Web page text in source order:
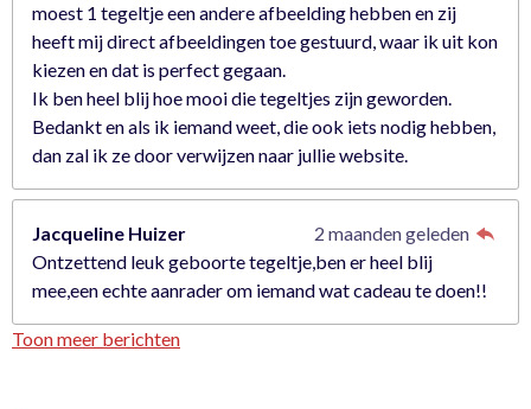
moest 1 tegeltje een andere afbeelding hebben en zij
heeft mij direct afbeeldingen toe gestuurd, waar ik uit kon
kiezen en dat is perfect gegaan.
Ik ben heel blij hoe mooi die tegeltjes zijn geworden.
Bedankt en als ik iemand weet, die ook iets nodig hebben,
dan zal ik ze door verwijzen naar jullie website.
Jacqueline Huizer
2 maanden geleden
Ontzettend leuk geboorte tegeltje,ben er heel blij
mee,een echte aanrader om iemand wat cadeau te doen!!
Toon meer berichten